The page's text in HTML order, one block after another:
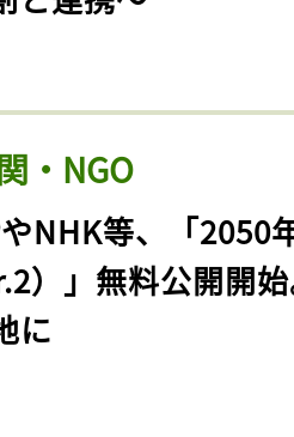
・NGO
やNHK等、「2050
）」無料公開開
に